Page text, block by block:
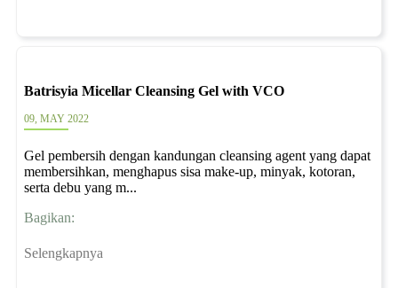
Batrisyia Micellar Cleansing Gel with VCO
09, MAY 2022
Gel pembersih dengan kandungan cleansing agent yang dapat
membersihkan, menghapus sisa make-up, minyak, kotoran,
serta debu yang m...
Bagikan:
Selengkapnya